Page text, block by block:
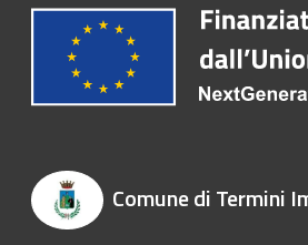
Comune di Termini